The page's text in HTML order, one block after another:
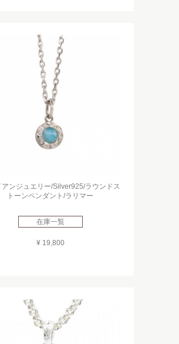
アンジュエリー/Silver925/ラウンドス
トーンペンダント/ラリマー
在庫一覧
¥ 19,800